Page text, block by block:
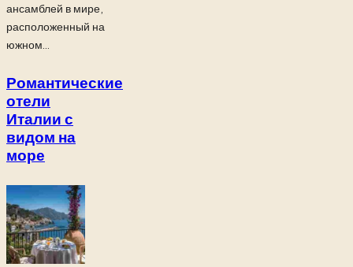
ансамблей в мире,
расположенный на
южном...
Романтические
отели
Италии с
видом на
море